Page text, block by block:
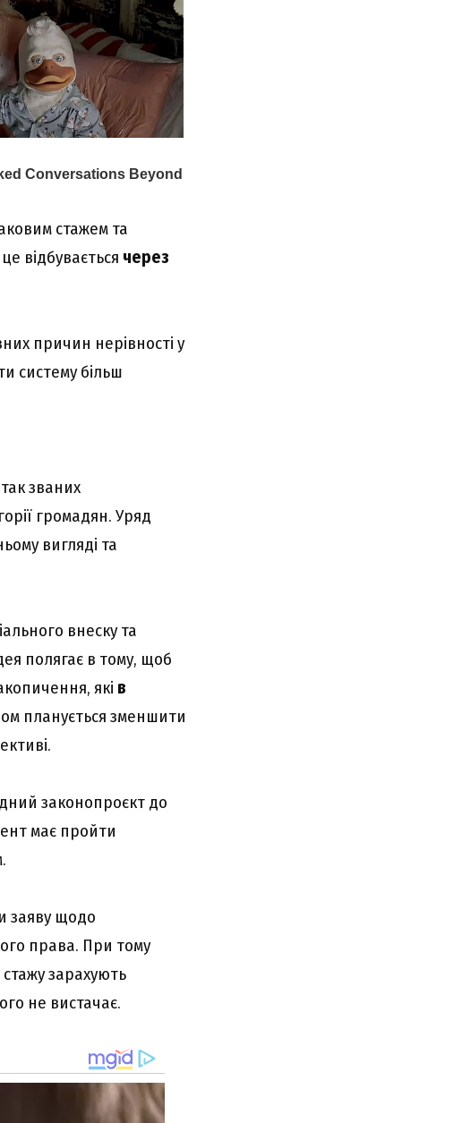
стажем та
відбувається через
причин нерівності у
систему більш
званих
громадян. Уряд
вигляді та
внеску та
полягає в тому, щоб
які в
планується зменшити
законопроєкт до
має пройти
заяву щодо
права. При тому
зарахують
не вистачає.